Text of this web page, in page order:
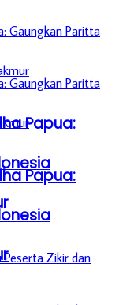
Papua:
Papua: